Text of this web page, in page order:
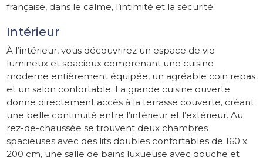
française, dans le calme, l’intimité et la sécurité.
Intérieur
À l’intérieur, vous découvrirez un espace de vie
lumineux et spacieux comprenant une cuisine
moderne entièrement équipée, un agréable coin repas
et un salon confortable. La grande cuisine ouverte
donne directement accès à la terrasse couverte, créant
une belle continuité entre l’intérieur et l’extérieur. Au
rez-de-chaussée se trouvent deux chambres
spacieuses avec des lits doubles confortables de 160 x
200 cm, une salle de bains luxueuse avec douche et